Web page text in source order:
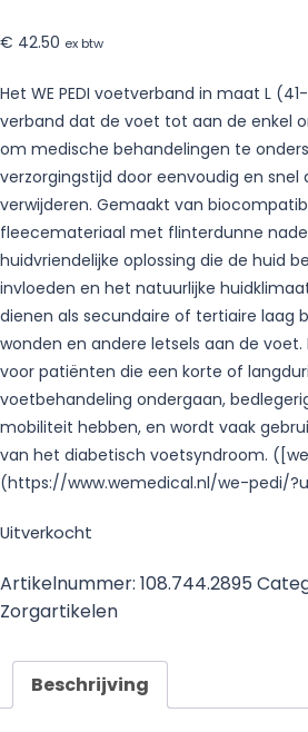
€ 42.50 ex btw
Het WE PEDI voetverband in maat L
verband dat de voet tot aan de enkel
om medische behandelingen te
verzorgingstijd door eenvoudig en
verwijderen. Gemaakt van
fleecemateriaal met flinterdunne
huidvriendelijke oplossing die de huid
invloeden en het natuurlijke
dienen als secundaire of tertiaire laag
wonden en andere letsels aan de
voor patiënten die een korte of
voetbehandeling ondergaan,
mobiliteit hebben, en wordt vaak
van het diabetisch voetsyndroom.
(https://www.wemedical.nl/we-pedi/
Uitverkocht
Artikelnummer: 108.744.2895
Zorgartikelen
Beschrijving